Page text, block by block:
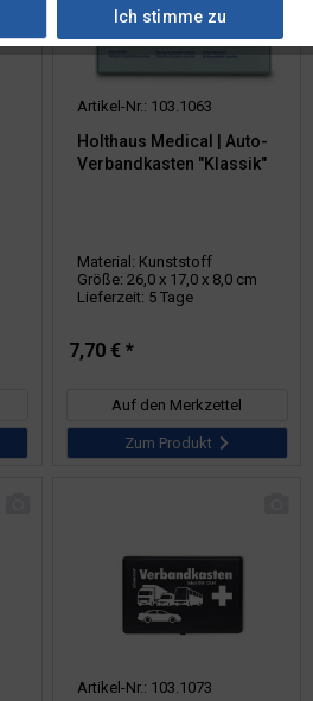
Artikel-Nr.: 103.1063
Holthaus Medical | Auto-
Verbandkasten "Klassik"
Material: Kunststoff
Größe: 26,0 x 17,0 x 8,0 cm
Lieferzeit: 5 Tage
7,70 € *
Auf den Merkzettel
Zum Produkt
Artikel-Nr.: 103.1073
Ich stimme zu